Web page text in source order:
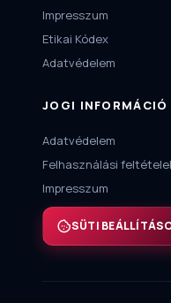
Impresszum
Etikai Kódex
Adatvédelem
JOGI INFORMÁCIÓ
Adatvédelem
Felhasználási
Impresszum
SÜTI